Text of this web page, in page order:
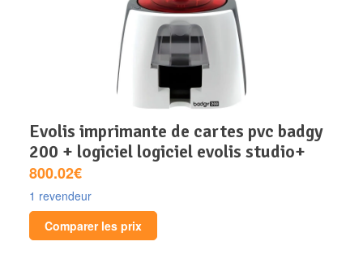
evolis imprimante de cartes pvc badgy
200 + logiciel logiciel evolis studio+
800.02€
1 revendeur
Comparer les prix